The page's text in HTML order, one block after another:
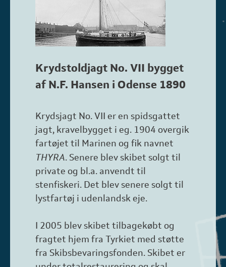
Krydstoldjagt No. VII bygget
af N.F. Hansen i Odense 1890
Krydsjagt No. VII er en spidsgattet
jagt, kravelbygget i eg. 1904 overgik
fartøjet til Marinen og fik navnet
THYRA. Senere blev skibet solgt til
private og bl.a. anvendt til
stenfiskeri. Det blev senere solgt til
lystfartøj i udenlandsk eje.
I 2005 blev skibet tilbagekøbt og
fragtet hjem fra Tyrkiet med støtte
fra Skibsbevaringsfonden. Skibet er